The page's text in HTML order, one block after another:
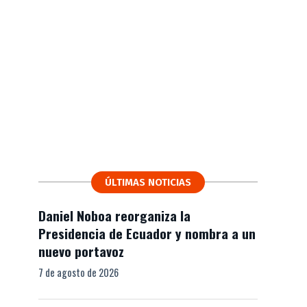
ÚLTIMAS NOTICIAS
Daniel Noboa reorganiza la
Presidencia de Ecuador y nombra a un
nuevo portavoz
7 de agosto de 2026